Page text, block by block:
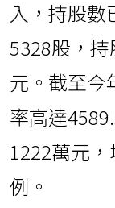
入，持股數
5328股，
元。截至今
率高達
1222萬元
例。